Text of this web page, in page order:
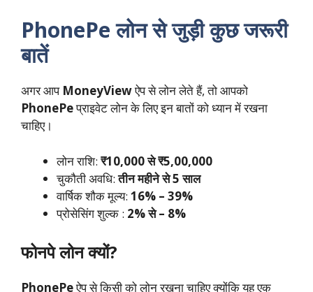
PhonePe लोन से जुड़ी कुछ जरूरी
बातें
अगर आप MoneyViewऐप से लोन लेते हैं, तो आपको
PhonePeप्राइवेट लोन के लिए इन बातों को ध्यान में रखना
चाहिए।
लोन राशि: ₹10,000 से ₹5,00,000
चुकौती अवधि:तीन महीने से 5 साल
वार्षिक शौक मूल्य: 16% – 39%
प्रोसेसिंग शुल्क : 2% से – 8%
फोनपे लोन क्यों?
PhonePeऐप से किसी को लोन रखना चाहिए क्योंकि यह एक